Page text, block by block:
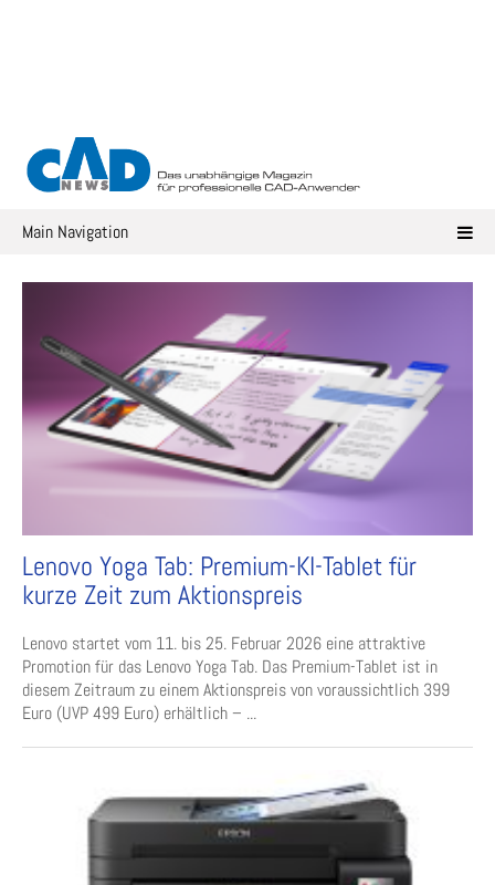
Main Navigation
Lenovo Yoga Tab: Premium-KI-Tablet für
kurze Zeit zum Aktionspreis
Lenovo startet vom 11. bis 25. Februar 2026 eine attraktive
Promotion für das Lenovo Yoga Tab. Das Premium-Tablet ist in
diesem Zeitraum zu einem Aktionspreis von voraussichtlich 399
Euro (UVP 499 Euro) erhältlich – ...